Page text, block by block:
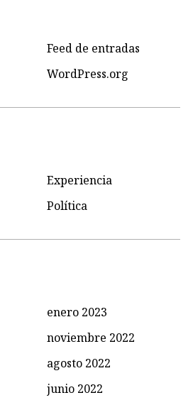
Feed de entradas
WordPress.org
Experiencia
Política
enero 2023
noviembre 2022
agosto 2022
junio 2022